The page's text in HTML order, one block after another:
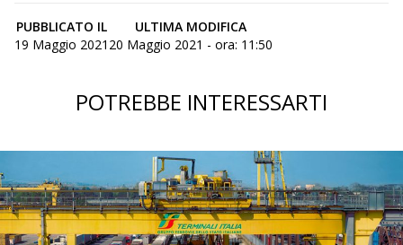
PUBBLICATO IL
19 Maggio 2021
ULTIMA MODIFICA
20 Maggio 2021 - ora: 11:50
POTREBBE INTERESSARTI